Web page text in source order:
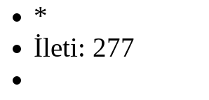
İleti: 277